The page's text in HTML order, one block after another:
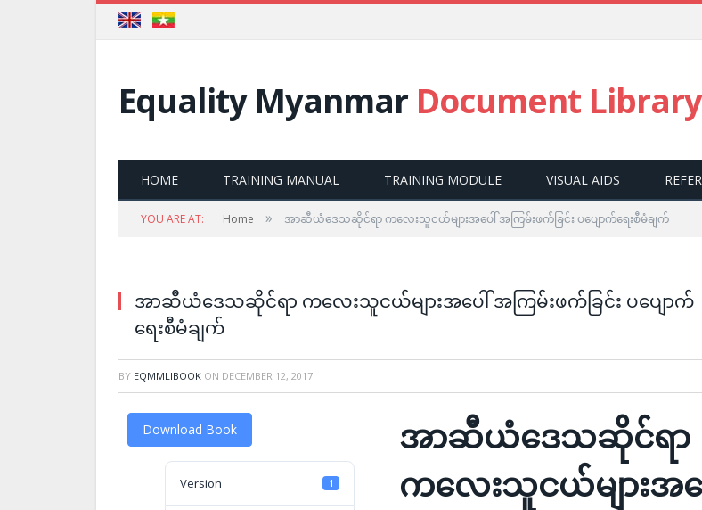
Equality Myanmar Document Library
HOME TRAINING MANUAL TRAINING MODULE VISUAL AIDS
YOU ARE AT: Home » အာဆီယံဒေသဆိုင်ရာ ကလေးသူငယ်များအပေါ် အကြမ်းဖက်ခြင်း ပပျောက်ရေးစီမံချက်
အာဆီယံဒေသဆိုင်ရာ ကလေးသူငယ်များအပေါ် အကြမ်းဖက်ခြင်း ပပျောက်
ရေးစီမံချက်
BY EQMMLIBOOK ON DECEMBER 12, 2017
Download Book
Version 1
အာဆီယံဒေသဆိုင်ရာ
ကလေးသူငယ်များအပ